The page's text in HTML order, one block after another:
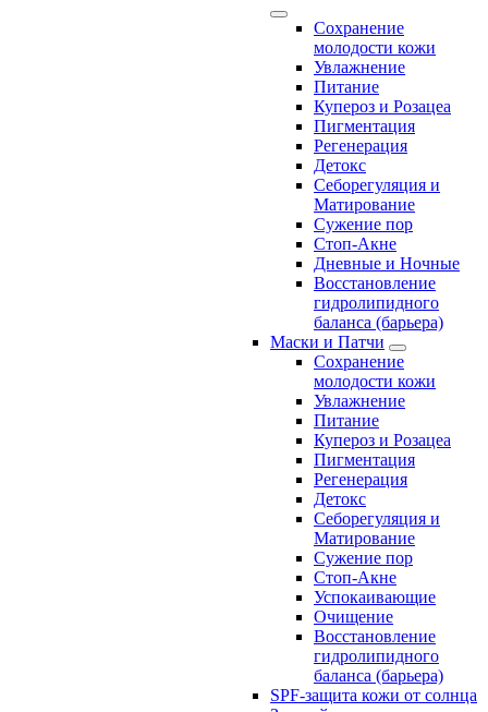
Сохранение
молодости кожи
Увлажнение
Питание
Купероз и Розацеа
Пигментация
Регенерация
Детокс
Себорегуляция и
Матирование
Сужение пор
Стоп-Акне
Дневные и Ночные
Восстановление
гидролипидного
баланса (барьера)
Маски и Патчи
Сохранение
молодости кожи
Увлажнение
Питание
Купероз и Розацеа
Пигментация
Регенерация
Детокс
Себорегуляция и
Матирование
Сужение пор
Стоп-Акне
Успокаивающие
Очищение
Восстановление
гидролипидного
баланса (барьера)
SPF-защита кожи от солнца